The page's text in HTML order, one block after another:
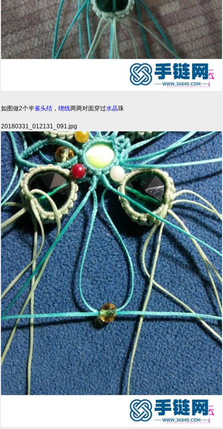
如图做2个半雀头结 ，绕线两两对面穿过水晶珠
20180331_012131_091.jpg